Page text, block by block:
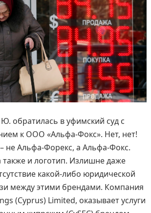
обратилась в уфимский суд с
к ООО «Альфа-Фокс». Нет, нет!
не Альфа-Форекс, а Альфа-Фокс.
и логотип. Излишне даже
какой-либо юридической
между этими брендами. Компания
(Cyprus) Limited, оказывает услуги